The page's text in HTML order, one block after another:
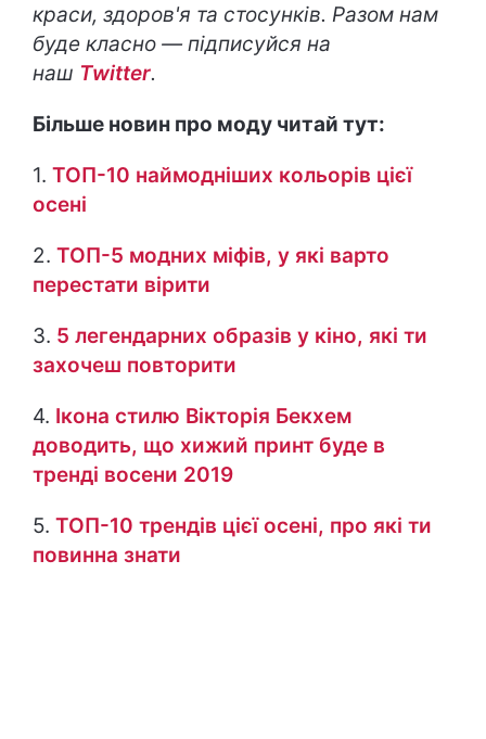
краси, здоров'я та стосунків. Разом нам
буде класно — підписуйся на
наш Twitter.
Більше новин про моду читай тут:
1. ТОП-10 наймодніших кольорів цієї
осені
2. ТОП-5 модних міфів, у які варто
перестати вірити
3. 5 легендарних образів у кіно, які ти
захочеш повторити
4. Ікона стилю Вікторія Бекхем
доводить, що хижий принт буде в
тренді восени 2019
5. ТОП-10 трендів цієї осені, про які ти
повинна знати